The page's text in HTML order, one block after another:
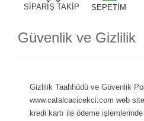
SİPARİŞ TAKİP SEPETİM
Güvenlik ve Gizlilik
Gizlilik Taahhüdü ve Güvenlik
www.catalcacicekci.com web
kredi kartı ile ödeme işlemlerinde